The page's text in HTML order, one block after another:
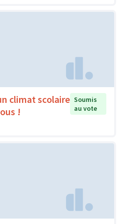
climat scolaire
!
Soumis
au vote